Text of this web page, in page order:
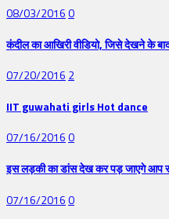
08/03/20160
कंदील का आखिरी वीडियो, जिसे देखने के
07/20/2016 2
IIT guwahati girls Hot dance
07/16/20160
इस लड़की का डांस देख कर पड़ जाएगे आप
07/16/20160